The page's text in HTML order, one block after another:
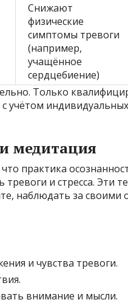
Снижают
физические
симптомы тревоги
(например,
учащённое
сердцебиение)
Только
учётом
медитация
практика
и стресса. Эти
наблюдать за
и чувства тревоги.
внимание и мысли.